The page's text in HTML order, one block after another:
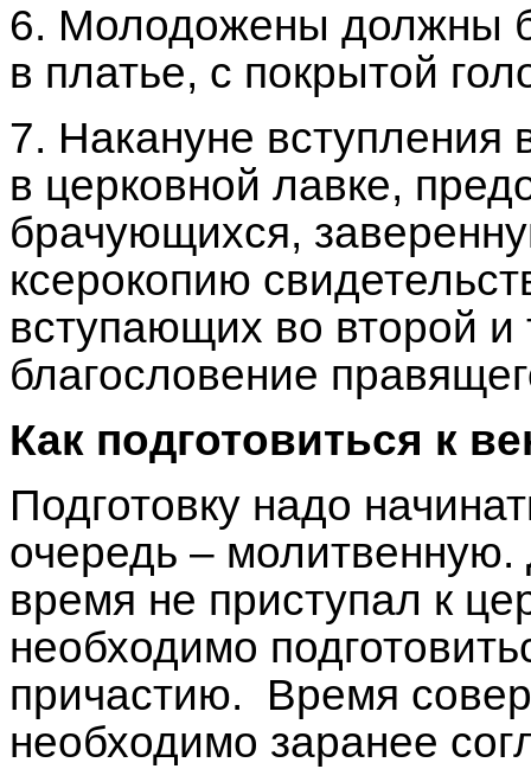
6. Молодожены должны
в платье, с покрытой
7. Накануне вступления
в церковной лавке,
брачующихся,
ксерокопию
вступающих во второй и
благословение
Как подготовиться к
Подготовку надо
очередь – молитвенную.
время не приступал к
необходимо
причастию. Время
необходимо заранее